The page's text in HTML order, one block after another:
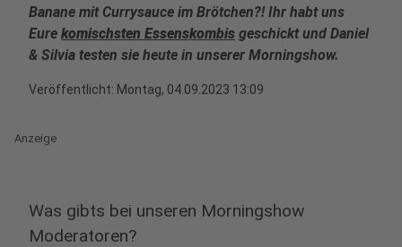
Banane mit Currysauce im Brötchen?! Ihr habt uns
Eure komischsten Essenskombis geschickt und Daniel
& Silvia testen sie heute in unserer Morningshow.
Veröffentlicht: Montag, 04.09.2023 13:09
Anzeige
Was gibts bei unseren Morningshow
Moderatoren?